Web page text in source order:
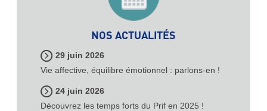
NOS ACTUALITÉS
29 juin 2026
Vie affective, équilibre émotionnel : parlons-en !
24 juin 2026
Découvrez les temps forts du Prif en 2025 !